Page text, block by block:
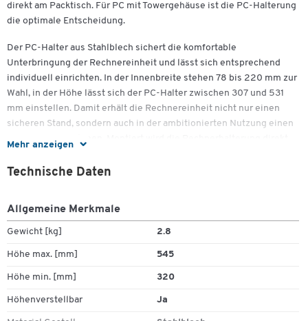
Mehr anzeigen
direkt am Packtisch. Für PC mit Towergehäuse ist die PC-Halterung
die optimale Entscheidung.
Der PC-Halter aus Stahlblech sichert die komfortable
Unterbringung der Rechnereinheit und lässt sich entsprechend
individuell einrichten. In der Innenbreite stehen 78 bis 220 mm zur
Wahl, in der Höhe lässt sich der PC-Halter zwischen 307 und 531
mm einstellen. Damit erhält die Rechnereinheit nicht nur einen
sicheren Stand, sondern auch in der ambitionierten Nutzung einen
passgenauen Rahmen. Montiert wird die Rechnerhalterung direkt
Bohrschablone. Damit erweitern Sie die Einsatzmöglichkeiten
moderner PC-Technik direkt am Arbeitsplatz im Versand.
Technische Details:
Material: Stahl
Farbe: Weißaluminium RAL 9006
Technische Daten
Allgemeine Merkmale
Gewicht [kg] 2.8
Höhe max. [mm] 545
Höhe min. [mm] 320
Höhenverstellbar Ja